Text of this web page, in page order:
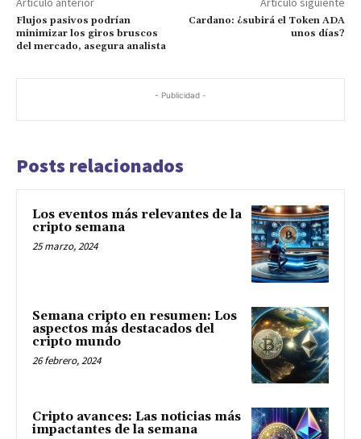
Flujos pasivos podrían
minimizar los giros bruscos
del mercado, asegura analista
Cardano: ¿subirá el Token ADA
unos días?
- Publicidad -
Posts relacionados
Los eventos más relevantes de la
cripto semana
25 marzo, 2024
Semana cripto en resumen: Los
aspectos más destacados del
cripto mundo
26 febrero, 2024
Cripto avances: Las noticias más
impactantes de la semana